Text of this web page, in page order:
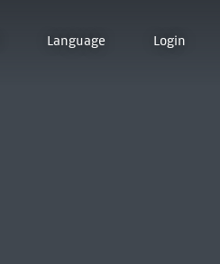
Language Login